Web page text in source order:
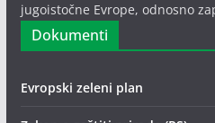
jugoistočne Evrope, odnosno
Dokumenti
Evropski zeleni plan